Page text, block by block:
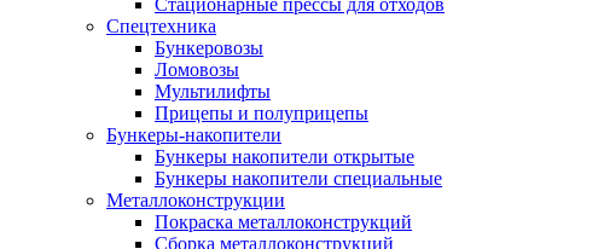
Стационарные прессы для отходов
Спецтехника
Бункеровозы
Ломовозы
Мультилифты
Прицепы и полуприцепы
Бункеры-накопители
Бункеры накопители открытые
Бункеры накопители специальные
Металлоконструкции
Покраска металлоконструкций
Сборка металлоконструкций